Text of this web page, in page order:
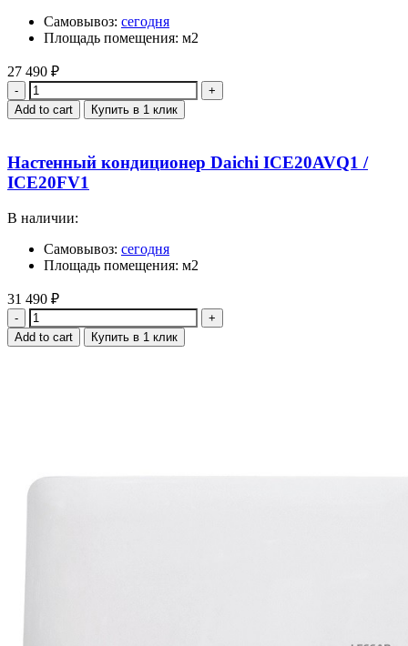
Самовывоз: сегодня
Площадь помещения: м2
27 490 ₽
Quantity
Add to cart Купить в 1 клик
Настенный кондиционер Daichi ICE20AVQ1 /
ICE20FV1
В наличии:
Самовывоз: сегодня
Площадь помещения: м2
31 490 ₽
Quantity
Add to cart Купить в 1 клик